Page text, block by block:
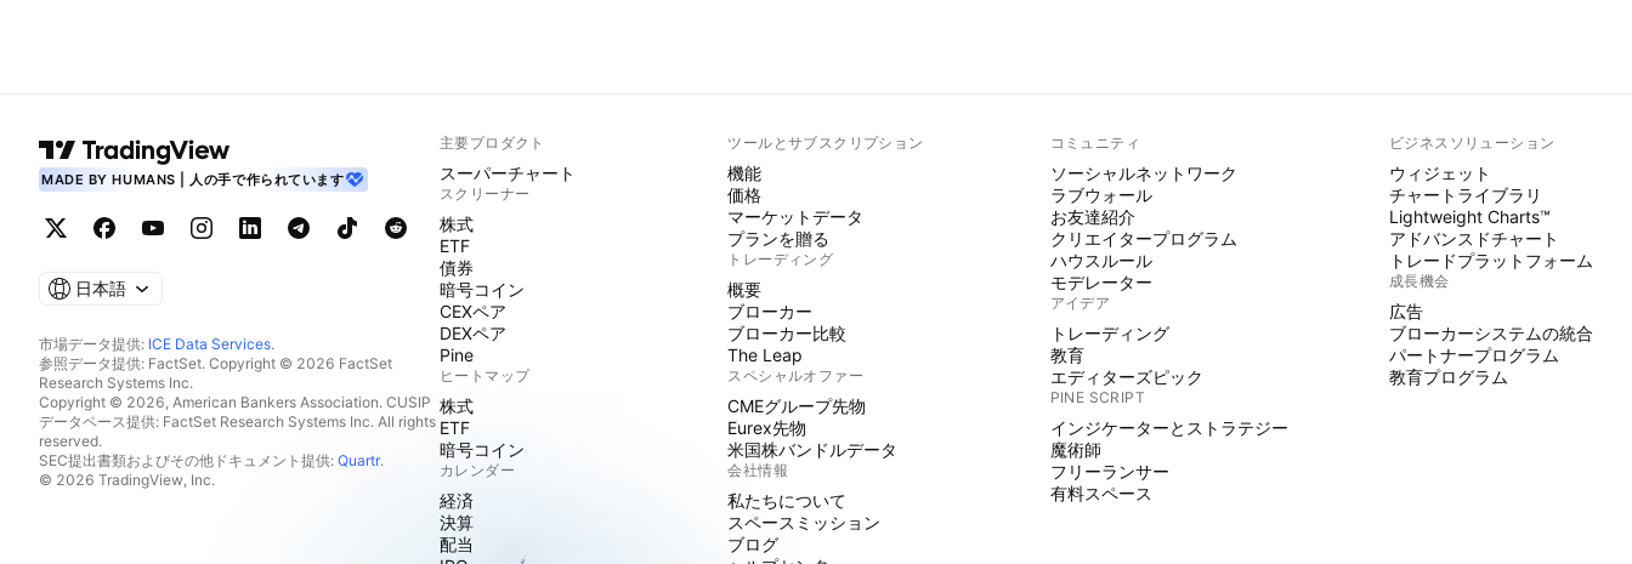
MADE BY HUMANS | 人の手で作られています
日本語
市場データ提供: ICE Data Services.
参照データ提供: FactSet. Copyright © 2026 FactSet
Research Systems Inc.
Copyright © 2026, American Bankers Association. CUSIP
データベース提供: FactSet Research Systems Inc. All rights
reserved.
SEC提出書類およびその他ドキュメント提供: Quartr.
© 2026 TradingView, Inc.
主要プロダクト
スーパーチャート
スクリーナー
株式
ETF
債券
暗号コイン
CEXペア
DEXペア
Pine
ヒートマップ
株式
ETF
暗号コイン
カレンダー
経済
決算
配当
ツールとサブスクリプション
機能
価格
マーケットデータ
プランを贈る
トレーディング
概要
ブローカー
ブローカー比較
The Leap
スペシャルオファー
CMEグループ先物
Eurex先物
米国株バンドルデータ
会社情報
私たちについて
スペースミッション
ブログ
コミュニティ
ソーシャルネットワーク
ラブウォール
お友達紹介
クリエイタープログラム
ハウスルール
モデレーター
アイデア
トレーディング
教育
エディターズピック
PINE SCRIPT
インジケーターとストラテジー
魔術師
フリーランサー
有料スペース
ビジネスソリューション
ウィジェット
チャートライブラリ
Lightweight Charts™
アドバンスドチャート
トレードプラットフォーム
成長機会
広告
ブローカーシステムの統合
パートナープログラム
教育プログラム